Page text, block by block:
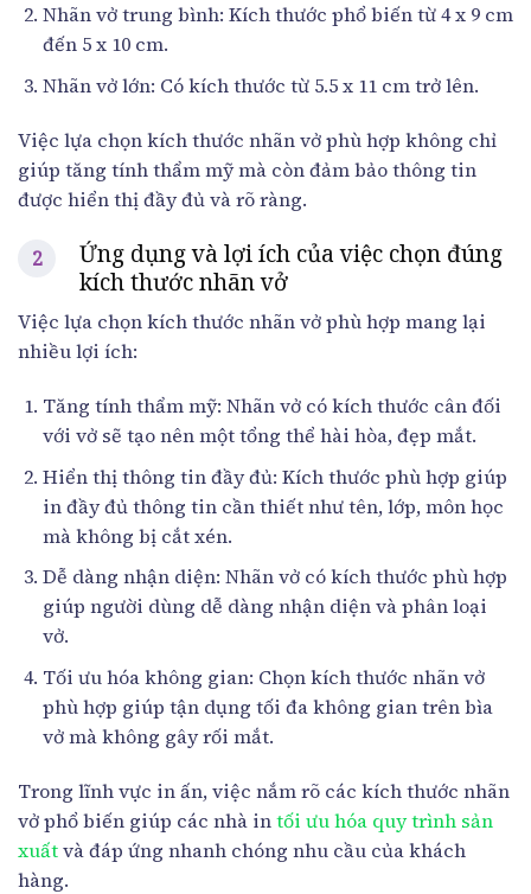
Nhãn vở trung bình: Kích thước phổ biến từ 4 x 9 cm
đến 5 x 10 cm.
Nhãn vở lớn: Có kích thước từ 5.5 x 11 cm trở lên.
Việc lựa chọn kích thước nhãn vở phù hợp không chỉ
giúp tăng tính thẩm mỹ mà còn đảm bảo thông tin
được hiển thị đầy đủ và rõ ràng.
Ứng dụng và lợi ích của việc chọn đúng
kích thước nhãn vở
Việc lựa chọn kích thước nhãn vở phù hợp mang lại
nhiều lợi ích:
Tăng tính thẩm mỹ: Nhãn vở có kích thước cân đối
với vở sẽ tạo nên một tổng thể hài hòa, đẹp mắt.
Hiển thị thông tin đầy đủ: Kích thước phù hợp giúp
in đầy đủ thông tin cần thiết như tên, lớp, môn học
mà không bị cắt xén.
Dễ dàng nhận diện: Nhãn vở có kích thước phù hợp
giúp người dùng dễ dàng nhận diện và phân loại
vở.
Tối ưu hóa không gian: Chọn kích thước nhãn vở
phù hợp giúp tận dụng tối đa không gian trên bìa
vở mà không gây rối mắt.
Trong lĩnh vực in ấn, việc nắm rõ các kích thước nhãn
vở phổ biến giúp các nhà intối ưu hóa quy trình sản
xuấtvà đáp ứng nhanh chóng nhu cầu của khách
hàng.